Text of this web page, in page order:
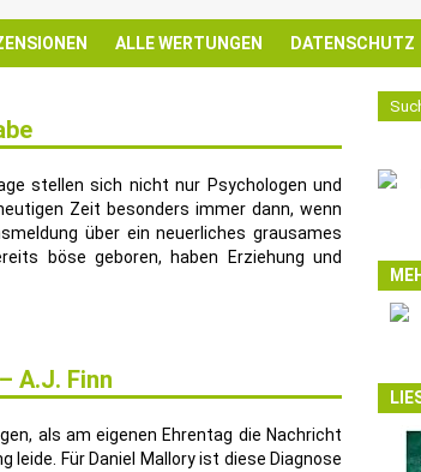
ALLE WERTUNGEN DATENSCHUTZ
stellen sich nicht nur Psychologen und
Zeit besonders immer dann, wenn
über ein neuerliches grausames
böse geboren, haben Erziehung und
A.J. Finn
als am eigenen Ehrentag die Nachricht
Für Daniel Mallory ist diese Diagnose